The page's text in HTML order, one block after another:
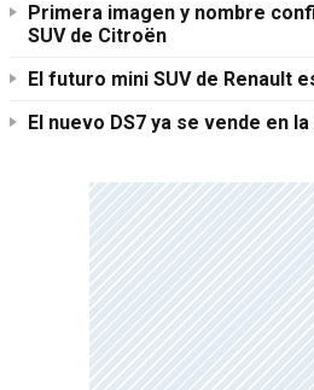
Primera imagen y nombre
SUV de Citroën
El futuro mini SUV de Renault
El nuevo DS7 ya se vende en